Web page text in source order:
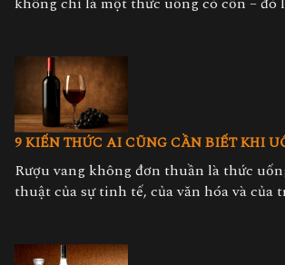
9 KIẾN THỨC AI CŨNG CẦN BIẾT KHI
Rượu vang không đơn thuần là thức
thuật của sự tinh tế, của văn hóa và của